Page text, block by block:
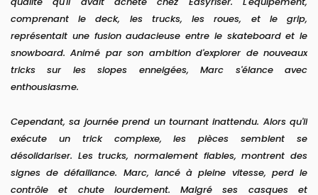
comprenant le deck, les trucks, les roues, et le grip,
représentait une fusion audacieuse entre le skateboard et le
snowboard. Animé par son ambition d'explorer de nouveaux
tricks sur les slopes enneigées, Marc s'élance avec
enthousiasme.
Cependant, sa journée prend un tournant inattendu. Alors qu'il
exécute un trick complexe, les pièces semblent se
désolidariser. Les trucks, normalement fiables, montrent des
signes de défaillance. Marc, lancé à pleine vitesse, perd le
contrôle et chute lourdement. Malgré ses casques et